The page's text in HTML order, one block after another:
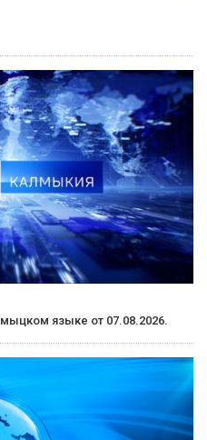
языке от 07.08.2026.